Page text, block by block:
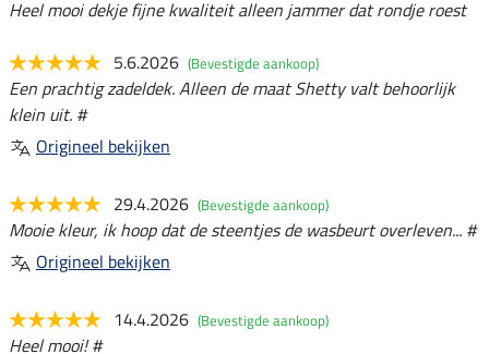
Heel mooi dekje fijne kwaliteit alleen jammer dat rondje roest
5.6.2026 (Bevestigde aankoop)
Een prachtig zadeldek. Alleen de maat Shetty valt behoorlijk
klein uit. #
Origineel bekijken
29.4.2026 (Bevestigde aankoop)
Mooie kleur, ik hoop dat de steentjes de wasbeurt overleven... #
Origineel bekijken
14.4.2026 (Bevestigde aankoop)
Heel mooi! #